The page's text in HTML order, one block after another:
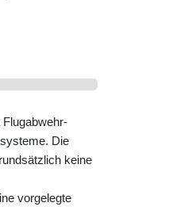
Die
keine
vorgelegte